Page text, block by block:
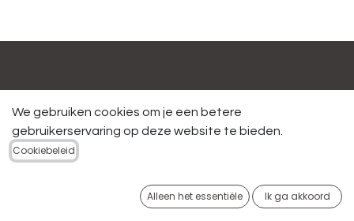
Startpagina
Onze showroom
Algemene voorwaarden
We gebruiken cookies om je een betere
gebruikerservaring op deze website te bieden.
Cookiebeleid
Alleen het essentiële Ik ga akkoord